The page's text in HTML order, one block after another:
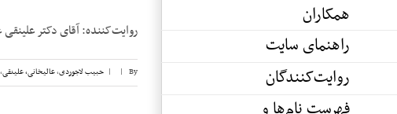
همکاران
راهنمای سایت
روایت‌کنندگان
روایت‌کننده: آقای دکتر علینقی عالیخانی تاریخ
By
|
| حبیب لاجوردی,عالیخانی، علینقی,